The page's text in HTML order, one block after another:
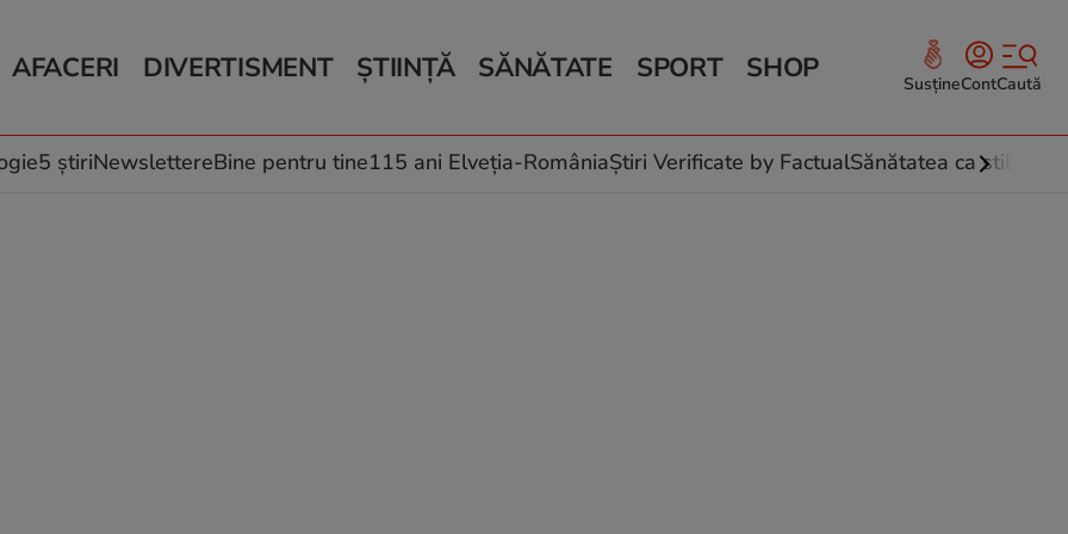
AFACERI
Auto
Locuri de muncă
DIVERTISMENT
Horoscop
Muzică și Filme
ȘTIINȚĂ
Schimbări climatice
SĂNĂTATE
Relații
Rețete culinare
SPORT SHOP SusțineContCaută
5 știriNewslettereBine pentru tine115 ani Elveția-RomâniaȘtiri Verificate by FactualSănătatea ca stil de